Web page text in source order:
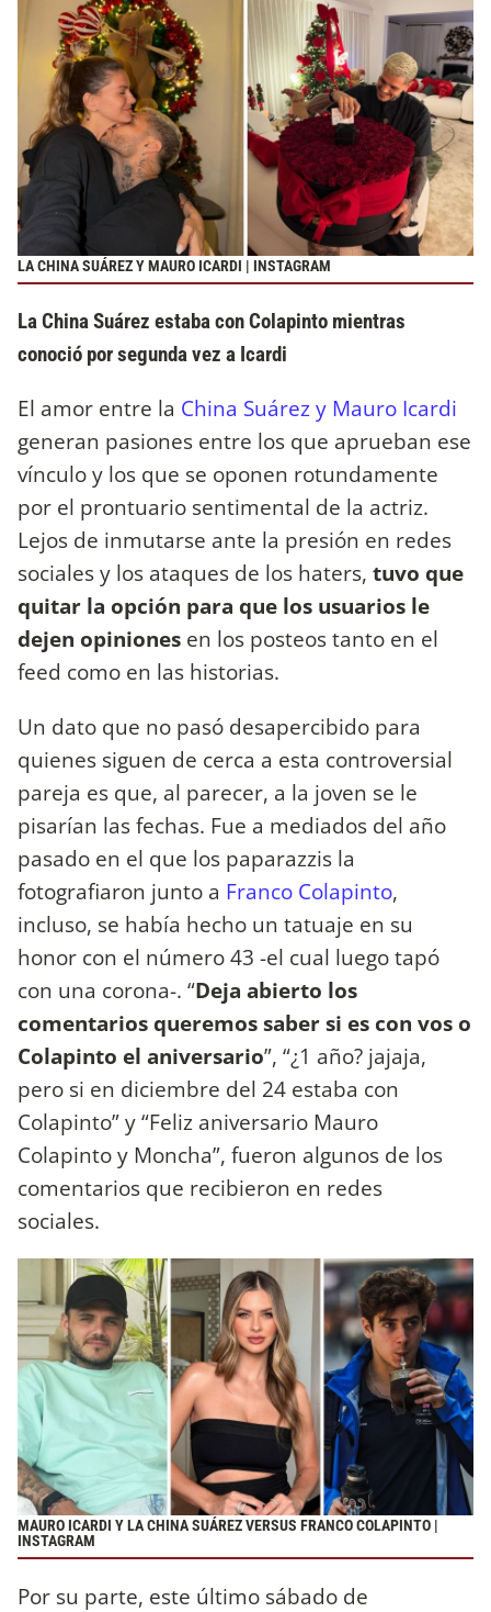
LA CHINA SUÁREZ Y MAURO ICARDI | INSTAGRAM
La China Suárez estaba con Colapinto mientras
conoció por segunda vez a Icardi
El amor entre la China Suárez y Mauro Icardi
generan pasiones entre los que aprueban ese
vínculo y los que se oponen rotundamente
por el prontuario sentimental de la actriz.
Lejos de inmutarse ante la presión en redes
sociales y los ataques de los haters, tuvo que
quitar la opción para que los usuarios le
dejen opiniones en los posteos tanto en el
feed como en las historias.
Un dato que no pasó desapercibido para
quienes siguen de cerca a esta controversial
pareja es que, al parecer, a la joven se le
pisarían las fechas. Fue a mediados del año
pasado en el que los paparazzis la
fotografiaron junto a Franco Colapinto,
incluso, se había hecho un tatuaje en su
honor con el número 43 -el cual luego tapó
con una corona-. “Deja abierto los
comentarios queremos saber si es con vos o
Colapinto el aniversario”, “¿1 año? jajaja,
pero si en diciembre del 24 estaba con
Colapinto” y “Feliz aniversario Mauro
Colapinto y Moncha”, fueron algunos de los
comentarios que recibieron en redes
sociales.
MAURO ICARDI Y LA CHINA SUÁREZ VERSUS FRANCO COLAPINTO |
INSTAGRAM
Por su parte, este último sábado de